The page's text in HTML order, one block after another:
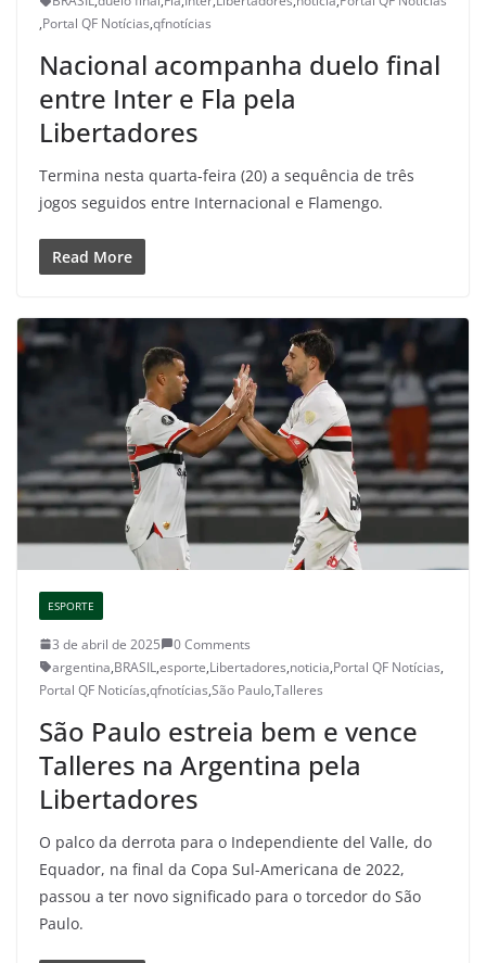
,Portal QF Notícias,qfnotícias
Nacional acompanha duelo final
entre Inter e Fla pela
Libertadores
Termina nesta quarta-feira (20) a sequência de três
jogos seguidos entre Internacional e Flamengo.
Read More
ESPORTE
3 de abril de 2025
0 Comments
argentina,BRASIL,esporte,Libertadores,noticia,Portal QF Notícias,
Portal QF Noticías,qfnotícias,São Paulo,Talleres
São Paulo estreia bem e vence
Talleres na Argentina pela
Libertadores
O palco da derrota para o Independiente del Valle, do
Equador, na final da Copa Sul-Americana de 2022,
passou a ter novo significado para o torcedor do São
Paulo.